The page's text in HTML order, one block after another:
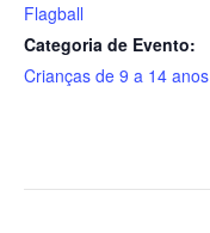
Flagball
Categoria de Evento:
Crianças de 9 a 14 anos